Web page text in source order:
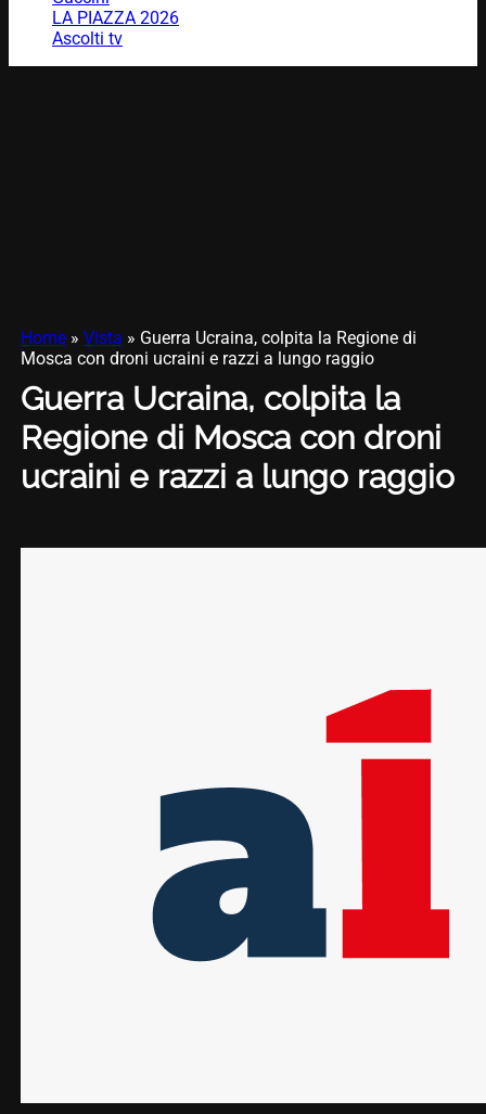
LA PIAZZA 2026
Ascolti tv
Home» Vista » Guerra Ucraina, colpita la Regione di
Mosca con droni ucraini e razzi a lungo raggio
Guerra Ucraina, colpita la
Regione di Mosca con droni
ucraini e razzi a lungo raggio